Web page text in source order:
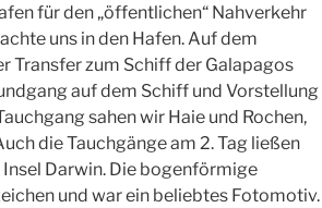
für den „öffentlichen“ Nahverkehr
uns in den Hafen. Auf dem
Transfer zum Schiff der Galapagos
auf dem Schiff und Vorstellung
sahen wir Haie und Rochen,
die Tauchgänge am 2. Tag ließen
Darwin. Die bogenförmige
und war ein beliebtes Fotomotiv.